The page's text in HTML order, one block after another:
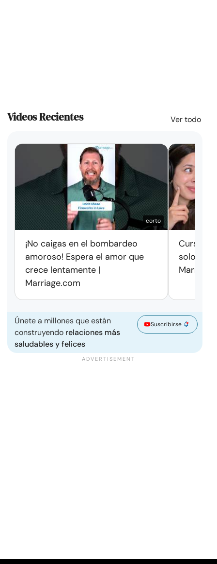
Videos Recientes Ver todo
corto
¡No caigas en el bombardeo
amoroso! Espera el amor que
crece lentamente |
Marriage.com
Cursos
solo
Únete a millones que están
construyendo relaciones más
saludables y felices
Suscribirse